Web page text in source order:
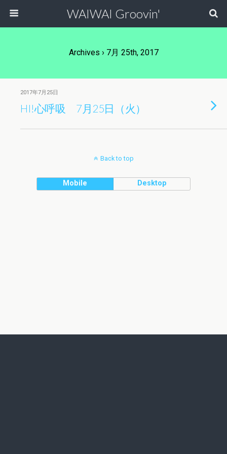
WAIWAI Groovin'
Archives › 7月 25th, 2017
2017年7月25日
HI!心呼吸 7月25日（火）
Back to top
Mobile Desktop